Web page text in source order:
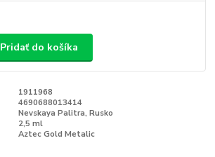
Pridať do košíka
1911968
4690688013414
Nevskaya Palitra, Rusko
2,5 ml
Aztec Gold Metalic